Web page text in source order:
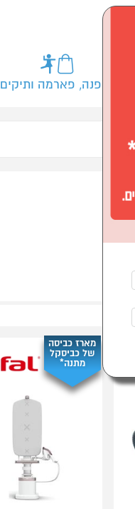
אופנה, פארמה ותיקים
מארז כביסה
של כביסקל
מתנה*